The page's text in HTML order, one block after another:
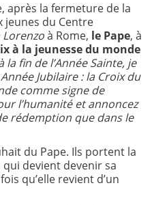
après la fermeture de la
jeunes du Centre
Lorenzoà Rome, le Pape, à
à la jeunesse du monde
la fin de l’Année Sainte, je
Jubilaire : la Croix du
comme signe de
l’humanité et annoncez
rédemption que dans le
du Pape. Ils portent la
qui devient devenir sa
qu’elle revient d’un